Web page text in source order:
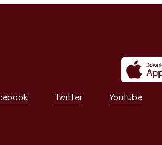
Twitter Youtube